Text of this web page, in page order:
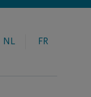
NL FR